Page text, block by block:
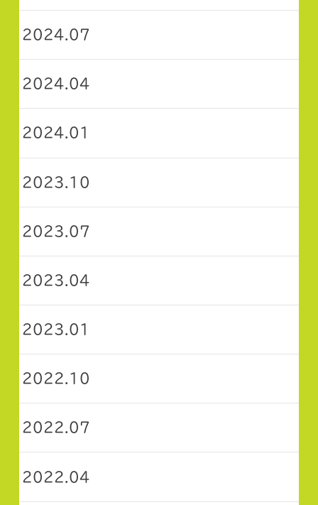
2024.07
2024.04
2024.01
2023.10
2023.07
2023.04
2023.01
2022.10
2022.07
2022.04